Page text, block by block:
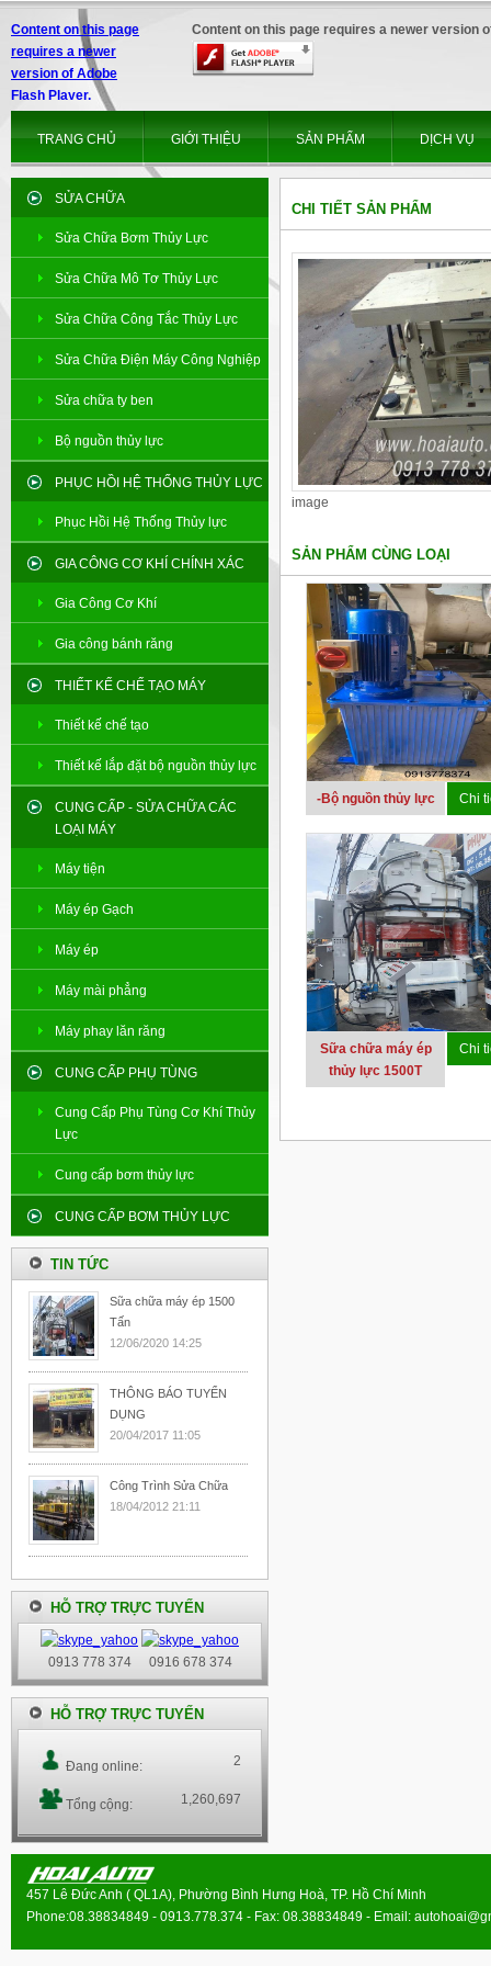
Content on this page
requires a newer
version of Adobe
Flash Player.
Content on this page requires a newer version
TRANG CHỦ GIỚI THIỆU SẢN PHẨM DỊCH VỤ
SỬA CHỮA
Sửa Chữa Bơm Thủy Lực
Sửa Chữa Mô Tơ Thủy Lực
Sửa Chữa Công Tắc Thủy Lực
Sửa Chữa Điện Máy Công Nghiệp
Sửa chữa ty ben
Bộ nguồn thủy lực
PHỤC HỒI HỆ THỐNG THỦY LỰC
Phục Hồi Hệ Thống Thủy lực
GIA CÔNG CƠ KHÍ CHÍNH XÁC
Gia Công Cơ Khí
Gia công bánh răng
THIẾT KẾ CHẾ TẠO MÁY
Thiết kế chế tạo
Thiết kế lắp đặt bộ nguồn thủy lực
CUNG CẤP - SỬA CHỮA CÁC
LOẠI MÁY
Máy tiện
Máy ép Gạch
Máy ép
Máy mài phẳng
Máy phay lăn răng
CUNG CẤP PHỤ TÙNG
Cung Cấp Phụ Tùng Cơ Khí Thủy
Lực
Cung cấp bơm thủy lực
CUNG CẤP BƠM THỦY LỰC
TIN TỨC
Sữa chữa máy ép 1500
Tấn
12/06/2020 14:25
THÔNG BÁO TUYỂN
DỤNG
20/04/2017 11:05
Công Trình Sửa Chữa
18/04/2012 21:11
HỖ TRỢ TRỰC TUYẾN
0913 778 374 0916 678 374
HỖ TRỢ TRỰC TUYẾN
Đang online: 2
Tổng cộng: 1,260,697
CHI TIẾT SẢN PHẨM
image
SẢN PHẨM CÙNG LOẠI
-Bộ nguồn thủy lực Chi
Sữa chữa máy ép
thủy lực 1500T
Chi
457 Lê Đức Anh ( QL1A), Phường Bình Hưng Hoà, TP. Hồ Chí Minh
Phone:08.38834849 - 0913.778.374 - Fax: 08.38834849 - Email: